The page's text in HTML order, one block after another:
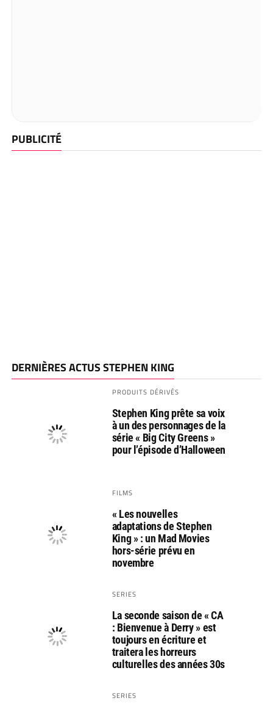
PUBLICITÉ
DERNIÈRES ACTUS STEPHEN KING
PRODUITS DÉRIVÉS
Stephen King prête sa voix
à un des personnages de la
série « Big City Greens »
pour l’épisode d’Halloween
FILMS
« Les nouvelles
adaptations de Stephen
King » : un Mad Movies
hors-série prévu en
novembre
SERIES
La seconde saison de « CA
: Bienvenue à Derry » est
toujours en écriture et
traitera les horreurs
culturelles des années 30s
SERIES